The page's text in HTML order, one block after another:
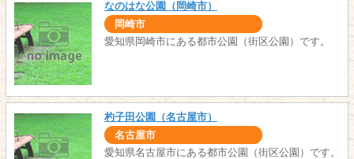
なのはな公園（岡崎市）
岡崎市
愛知県岡崎市にある都市公園（街区公園）です。
杓子田公園（名古屋市）
名古屋市
愛知県名古屋市にある都市公園（街区公園）です。